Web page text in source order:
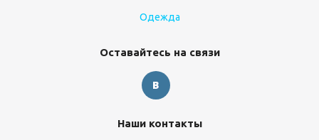
Одежда
Оставайтесь на связи
Наши контакты